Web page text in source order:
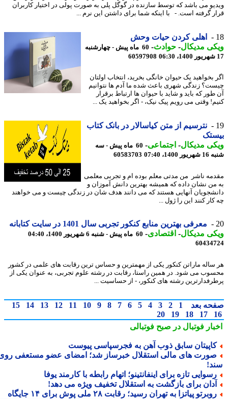
می باشد که توسط سازنده در گوگل پلی به صورت پولی در اختیار کاربران
گرفته است. - با اینکه شما برای داشتن این نرم ...
اهلی کردن حیات وحش
مدیکال-حوادث -
60 ماه پیش - چهارشنبه
60597908
بخواهید یک حیوان خانگی بخرید، انتخاب اولتان
زندگی شهری باعث شده ما آدم ها نتوانیم
که باید و شاید با حیوان ها ارتباط برقرار
وقتی می رویم پیک نیک، - اگر بخواهید یک ...
نترسیم از متن کیاسالار در بانک کتاب
مدیکال-اجتماعی-
60 ماه پیش - سه
07:40
60583703
ناشر من مدتی معلم بوده ام و تجربی معلمی
نشان داده که همیشه بهترین دانش آموزان و
آنهایی هستند که می دانند هدف شان در زندگی چیست و می خواهند
کنند این را ژول ...
معرفی بهترین منابع کنکور تجربی سال 1401 در سایت کتابانه
مدیکال-اقتصادی-60 ماه پیش - شنبه 6 شهریور 1400، 04:40
ماراتن کنکور یکی از مهمترین و حساس ترین رقابت های علمی در کشور
می شود. در همین راستا، رقابت در رشته علوم تجربی، به عنوان یکی از
رشته های کنکور، - از حساسیت ...
بعد 1
2
3
4
5
6
7
8
9
10
11
12
13
14
15
17
18
19
20
فوتبال در صبح فوتبالی
سابق ذوب آهن به فجرسپاسی پیوست
های مالی استقلال خبرساز شد؛ امضای عضو مستعفی روی
تازه برای اینفانتینو؛ اتهام رابطه با کارمند یوفا
برای بازگشت به استقلال تخفیف ویژه می دهد!
پیاتزا به تهران رسید؛ رقابت ۲۸ ملی پوش برای ۱۴ جایگاه